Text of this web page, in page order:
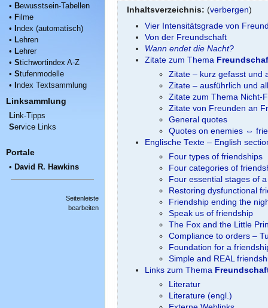
• Bewusstsein-Tabellen
• Filme
• ndex (automatisch)
• Lehren
• Lehrer
• Stichwortindex A-Z
• Stufenmodelle
• ndex Textsammlung
Linksammlung
Link-Tipps
Service Links
Portale
• David R. Hawkins
Seitenleiste
bearbeiten
Inhaltsverzeichnis: (verbergen)
Vier Intensitätsgrade von
Von der Freundschaft
Wann endet die Nacht?
Zitate zum Thema
Zitate – kurz gefasst und
Zitate – ausführlich und
Zitate zum Thema Nicht-
Zitate von Freunden an
General quotes
Quotes on enemies ⇔
Englische Texte – English
Four types of friendships
Four categories of
Four essential stages of
Restoring dysfunctional
Friendship ending the
Speak us of friendship
The Fox and the Little
Compliance to orders –
Foundation for a
Simple and REAL
Links zum Thema
Literatur
Literature (engl.)